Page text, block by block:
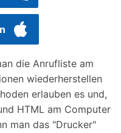
die Anrufliste am
wiederherstellen
erlauben es und,
HTML am Computer
man das "Drucker"